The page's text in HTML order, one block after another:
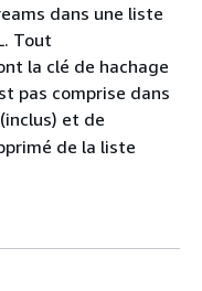
dans une liste
Tout
la clé de hachage
pas comprise dans
(inclus) et de
de la liste